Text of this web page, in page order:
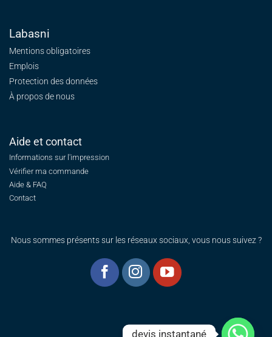
Labasni
Mentions obligatoires
Emplois
Protection des données
À propos de nous
Aide et contact
Informations sur l'impression
Vérifier ma commande
Aide & FAQ
Contact
Nous sommes présents sur les réseaux sociaux, vous nous suivez ?
devis instantané